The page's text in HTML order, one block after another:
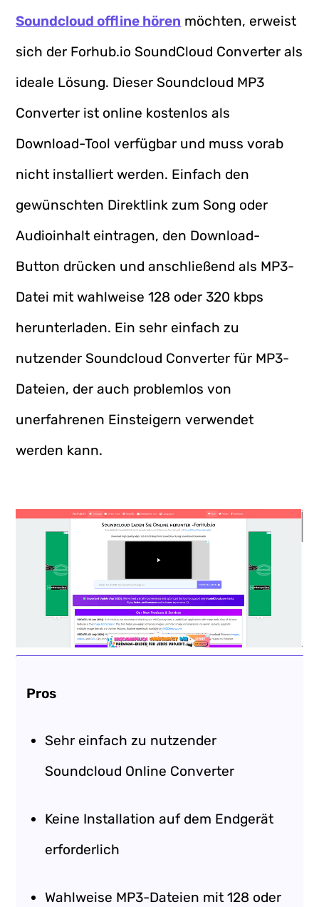
Soundcloud offline hören möchten, erweist
sich der Forhub.io SoundCloud Converter als
ideale Lösung. Dieser Soundcloud MP3
Converter ist online kostenlos als
Download-Tool verfügbar und muss vorab
nicht installiert werden. Einfach den
gewünschten Direktlink zum Song oder
Audioinhalt eintragen, den Download-
Button drücken und anschließend als MP3-
Datei mit wahlweise 128 oder 320 kbps
herunterladen. Ein sehr einfach zu
nutzender Soundcloud Converter für MP3-
Dateien, der auch problemlos von
unerfahrenen Einsteigern verwendet
werden kann.
Pros
Sehr einfach zu nutzender
Soundcloud Online Converter
Keine Installation auf dem Endgerät
erforderlich
Wahlweise MP3-Dateien mit 128 oder